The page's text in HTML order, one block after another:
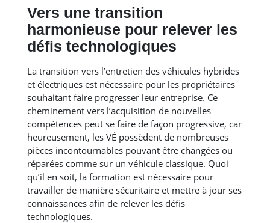
Vers une transition
harmonieuse pour relever les
défis technologiques
La transition vers l’entretien des véhicules hybrides
et électriques est nécessaire pour les propriétaires
souhaitant faire progresser leur entreprise. Ce
cheminement vers l’acquisition de nouvelles
compétences peut se faire de façon progressive, car
heureusement, les VÉ possèdent de nombreuses
pièces incontournables pouvant être changées ou
réparées comme sur un véhicule classique. Quoi
qu’il en soit, la formation est nécessaire pour
travailler de manière sécuritaire et mettre à jour ses
connaissances afin de relever les défis
technologiques.